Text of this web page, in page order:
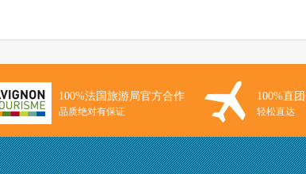
100%法国旅游局官方合作
品质绝对有保证
100%直
轻松直达